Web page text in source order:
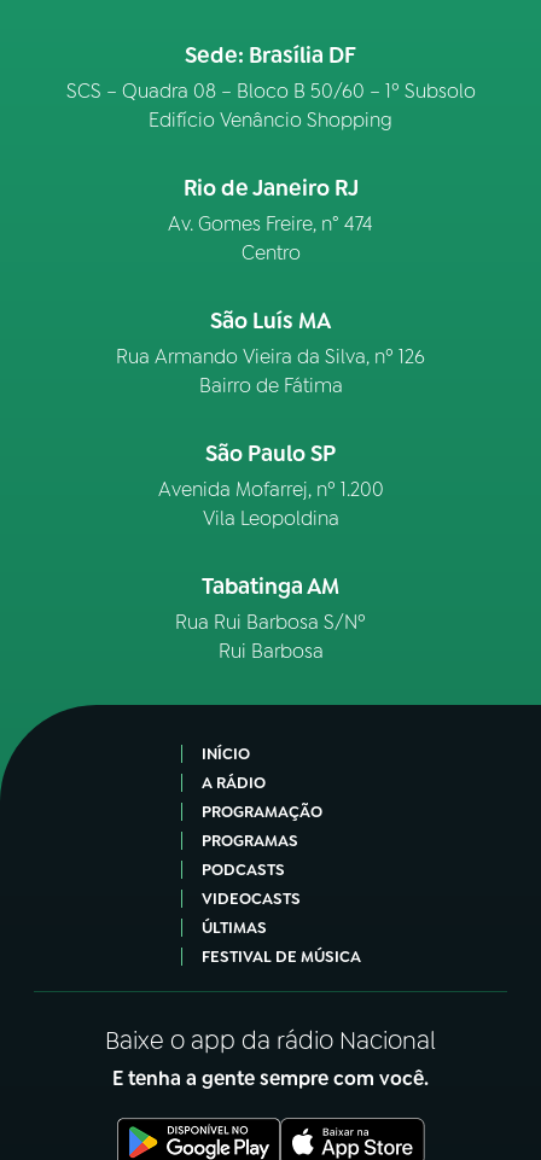
Sede: Brasília DF
SCS – Quadra 08 – Bloco B 50/60 – 1º Subsolo
Edifício Venâncio Shopping
Rio de Janeiro RJ
Av. Gomes Freire, n° 474
Centro
São Luís MA
Rua Armando Vieira da Silva, nº 126
Bairro de Fátima
São Paulo SP
Avenida Mofarrej, nº 1.200
Vila Leopoldina
Tabatinga AM
Rua Rui Barbosa S/Nº
Rui Barbosa
INÍCIO
A RÁDIO
PROGRAMAÇÃO
PROGRAMAS
PODCASTS
VIDEOCASTS
ÚLTIMAS
FESTIVAL DE MÚSICA
Baixe o app da rádio Nacional
E tenha a gente sempre com você.